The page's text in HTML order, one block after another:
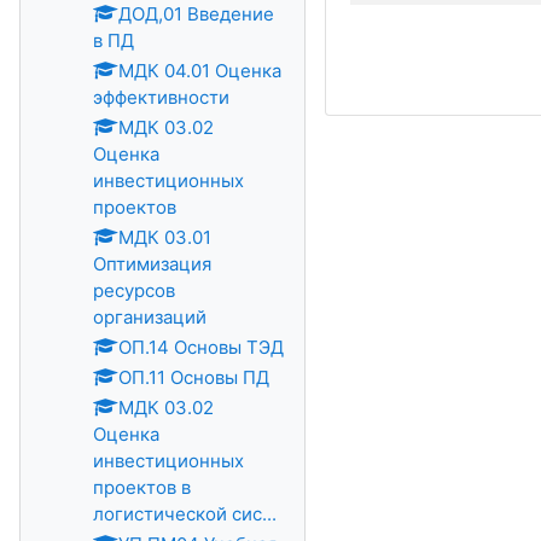
ДОД,01 Введение
в ПД
МДК 04.01 Оценка
эффективности
МДК 03.02
Оценка
инвестиционных
проектов
МДК 03.01
Оптимизация
ресурсов
организаций
ОП.14 Основы ТЭД
ОП.11 Основы ПД
МДК 03.02
Оценка
инвестиционных
проектов в
логистической сис...